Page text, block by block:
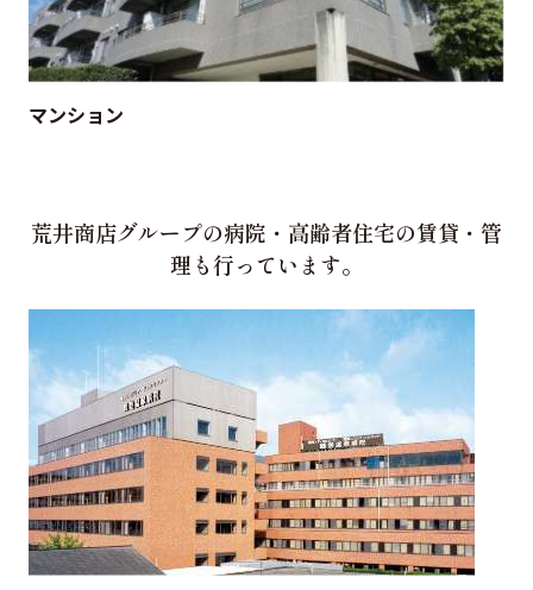
マンション
荒井商店グループの病院・高齢者住宅の賃貸・管
理も行っています。